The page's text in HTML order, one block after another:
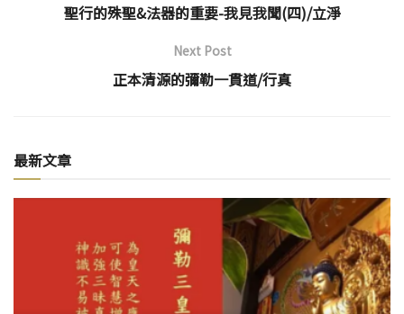
聖行的殊聖&法器的重要-我見我聞(四)/立淨
Next Post
正本清源的彌勒一貫道/行真
最新文章